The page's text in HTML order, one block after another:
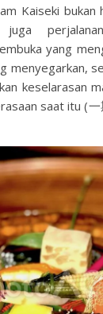
Kaiseki bukan
juga
yang
menyegarkan,
keselarasan
saat itu (一